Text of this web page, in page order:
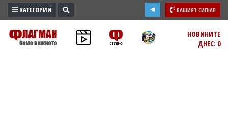
ПРОМО
ЗОНА
КАТЕГОРИИ ВАШИЯТ СИГНАЛ
НОВИНИТЕ
ДНЕС: 0